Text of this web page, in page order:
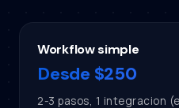
Workflow simple
Desde $250
2-3 pasos, 1 integracion